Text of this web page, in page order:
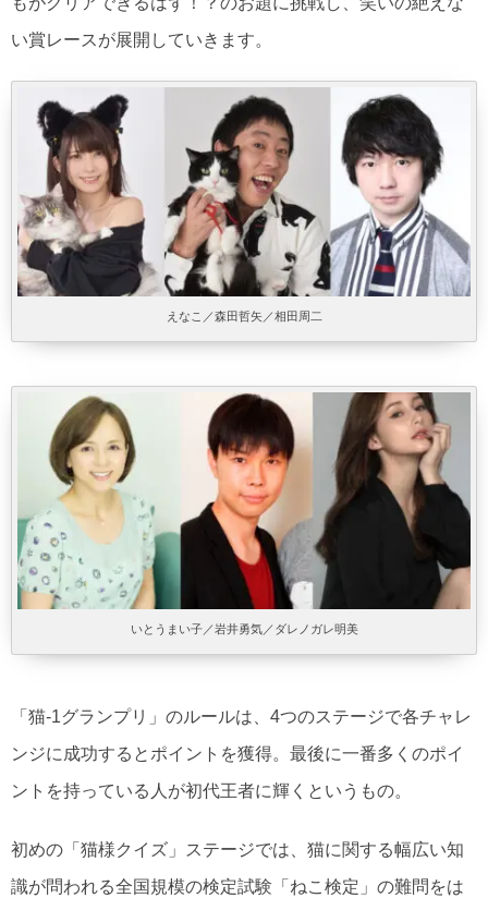
い賞レースが展開していきます。
えなこ／森田哲矢／相田周二
いとうまい子／岩井勇気／ダレノガレ明美
「猫-1グランプリ」のルールは、4つのステージで各チャレ
ンジに成功するとポイントを獲得。最後に一番多くのポイ
ントを持っている人が初代王者に輝くというもの。
初めの「猫様クイズ」ステージでは、猫に関する幅広い知
識が問われる全国規模の検定試験「ねこ検定」の難問をは